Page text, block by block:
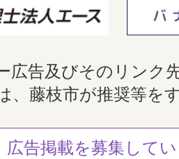
広告及びそのリンク
、藤枝市が推奨等を
広告掲載を募集して